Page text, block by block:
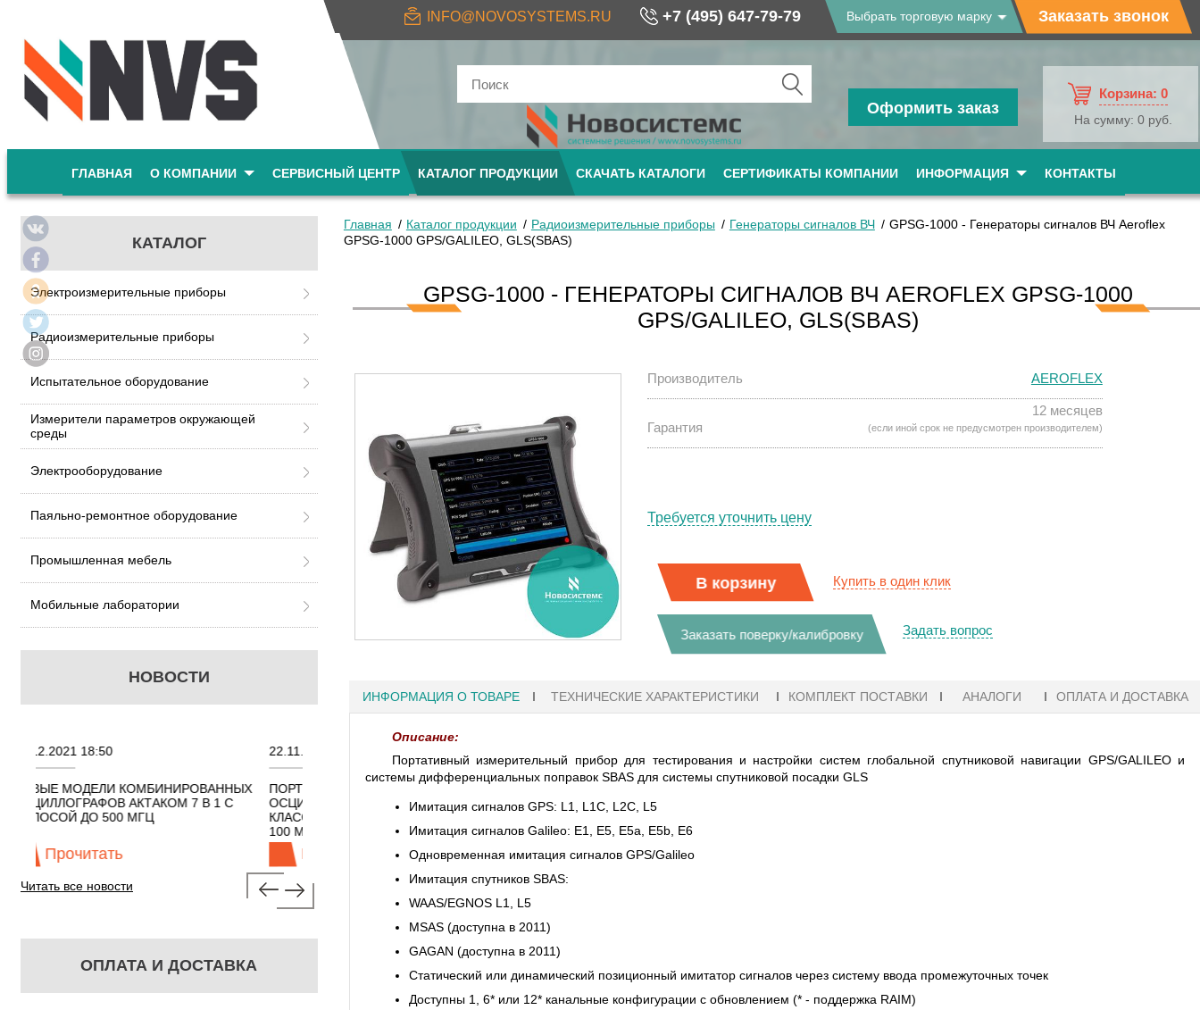
INFO@NOVOSYSTEMS.RU +7 (495) 647-79-79 Выбрать торговую марку Заказать звонок
Оформить заказ
Корзина: 0
На сумму: 0 руб.
ГЛАВНАЯ О КОМПАНИИ СЕРВИСНЫЙ ЦЕНТР КАТАЛОГ ПРОДУКЦИИ СКАЧАТЬ КАТАЛОГИ СЕРТИФИКАТЫ КОМПАНИИ ИНФОРМАЦИЯ КОНТАКТЫ
КАТАЛОГ
Электроизмерительные приборы
Радиоизмерительные приборы
Испытательное оборудование
Измерители параметров окружающей
среды
Электрооборудование
Паяльно-ремонтное оборудование
Промышленная мебель
Мобильные лаборатории
НОВОСТИ
В 1 С
22.11.2021 18:41
ПОРТАТИВНЫЕ КОМБИНИРОВАННЫЕ
ОСЦИЛЛОГРАФЫ ЭКОНОМНОГО
КЛАССА АКТАКОМ "3 В 1" С ПОЛОСОЙ
Прочитать
ОСЦИЛЛОГРАФЫ KEYSIGHT
TECHNOLOGIES СЕРИИ UXR
Прочитать
В НАЛИЧИИ! ZVH8, АНАЛИЗАТОР
КАБЕЛЕЙ И АНТЕНН, 100 КГЦ ДО 8 ГГЦ
(ГОСРЕЕСТР РФ)
Прочитать
Читать все новости
ОПЛАТА И ДОСТАВКА
Главная Каталог продукции Радиоизмерительные приборы Генераторы сигналов ВЧ
GPSG-1000 - Генераторы сигналов ВЧ Aeroflex
GPSG-1000 GPS/GALILEO, GLS(SBAS)
GPSG-1000 - ГЕНЕРАТОРЫ СИГНАЛОВ ВЧ AEROFLEX GPSG-1000
GPS/GALILEO, GLS(SBAS)
Производитель AEROFLEX
Гарантия
12 месяцев
(если иной срок не предусмотрен производителем)
Требуется уточнить цену
В корзину Купить в один клик
Заказать поверку/калибровку Задать вопрос
ИНФОРМАЦИЯ О ТОВАРЕ ТЕХНИЧЕСКИЕ ХАРАКТЕРИСТИКИ КОМПЛЕКТ ПОСТАВКИ АНАЛОГИ ОПЛАТА И ДОСТАВКА
Описание:
Портативный измерительный прибор для тестирования и настройки систем глобальной спутниковой навигации GPS/GALILEO и
системы дифференциальных поправок SBAS для системы спутниковой посадки GLS
Имитация сигналов GPS: L1, L1C, L2C, L5
Имитация сигналов Galileo: E1, E5, E5a, E5b, E6
Одновременная имитация сигналов GPS/Galileo
Имитация спутников SBAS:
WAAS/EGNOS L1, L5
MSAS (доступна в 2011)
GAGAN (доступна в 2011)
Статический или динамический позиционный имитатор сигналов через систему ввода промежуточных точек
Доступны 1, 6* или 12* канальные конфигурации с обновлением (* - поддержка RAIM)